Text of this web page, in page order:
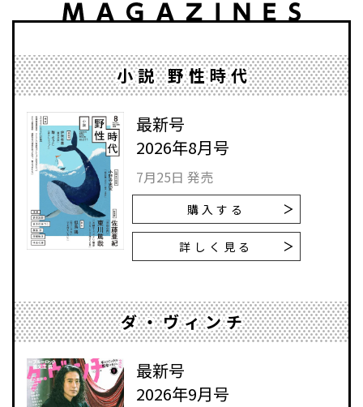
小説 野性時代
最新号
2026年8月号
7月25日 発売
購入する
詳しく見る
ダ・ヴィンチ
最新号
2026年9月号